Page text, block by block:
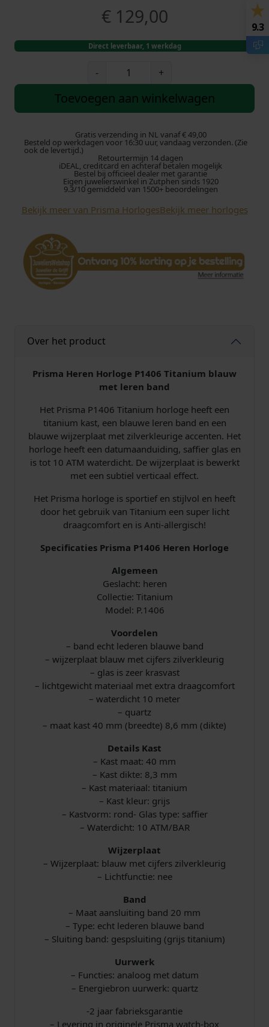
€129,00
Direct leverbaar, 1 werkdag
-
a
H
r
l
g
1
4
e
T
a
n
i
u
m
L
e
r
B
a
l
+
Toevoegen aan winkelwagen
Gratis verzending in NL vanaf € 49,00
Besteld op werkdagen voor 16:30 uur, vandaag verzonden. (Zie
ook de levertijd.)
Retourtermijn 14 dagen
iDEAL, creditcard en achteraf betalen mogelijk
Bestel bij officieel dealer met garantie
Eigen juwelierswinkel in Zutphen sinds 1920
9.3/10 gemiddeld van 1500+ beoordelingen
Bekijk meer van Prisma HorlogesBekijk meer horloges
Over het product
Prisma Heren Horloge P1406 Titanium blauw
met leren band
Het Prisma P1406 Titanium horloge heeft een
titanium kast, een blauwe leren band en een
blauwe wijzerplaat met zilverkleurige accenten. Het
horloge heeft een datumaanduiding, saffier glas en
is tot 10 ATM waterdicht. De wijzerplaat is bewerkt
met een subtiel verticaal effect.
Het Prisma horloge is sportief en stijlvol en heeft
door het gebruik van Titanium een super licht
draagcomfort en is Anti-allergisch!
Specificaties Prisma P1406 Heren Horloge
Algemeen
Geslacht: heren
Collectie: Titanium
Model: P.1406
Voordelen
– band echt lederen blauwe band
– wijzerplaat blauw met cijfers zilverkleurig
– glas is zeer krasvast
– lichtgewicht materiaal met extra draagcomfort
– waterdicht 10 meter
– quartz
– maat kast 40 mm (breedte) 8,6 mm (dikte)
Details Kast
– Kast maat: 40 mm
– Kast dikte: 8,3 mm
– Kast materiaal: titanium
– Kast kleur: grijs
– Kastvorm: rond- Glas type: saffier
– Waterdicht: 10 ATM/BAR
Wijzerplaat
– Wijzerplaat: blauw met cijfers zilverkleurig
– Lichtfunctie: nee
Band
– Maat aansluiting band 20 mm
– Type: echt lederen blauwe band
– Sluiting band: gespsluiting (grijs titanium)
Uurwerk
– Functies: analoog met datum
– Energiebron uurwerk: quartz
-2 jaar fabrieksgarantie
– Levering in originele Prisma watch-box
9.3